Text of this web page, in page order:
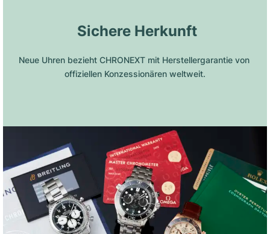
Sichere Herkunft
Neue Uhren bezieht CHRONEXT mit Herstellergarantie von
offiziellen Konzessionären weltweit.